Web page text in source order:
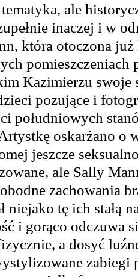
ale
inaczej i w
która otoczona już
Kazimierzu swoje
pozujące i
południowych
oskarżano o
jeszcze
ale Sally
zachowania
niejako tę ich stałą
i gorąco odczuwa
a dosyć
zabiegi